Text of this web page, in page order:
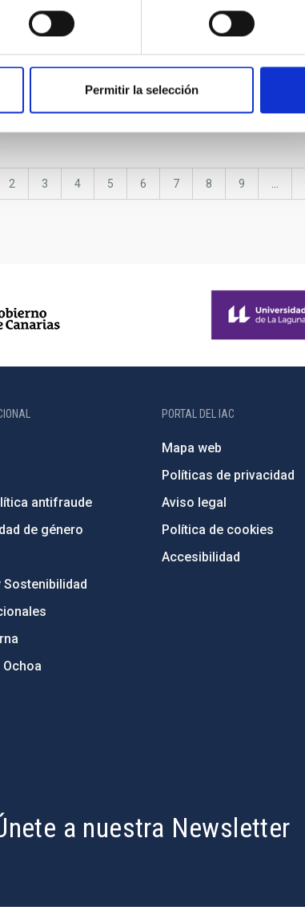
Permitir la selección
Página
2 Página
3 Página
4 Página
5 Página
6 Página
7 Página
8 Página
9
antifraude
de género
Sostenibilidad
PORTAL DEL IAC
Mapa web
Políticas de privacidad
Aviso legal
Política de cookies
Accesibilidad
a nuestra Newsletter